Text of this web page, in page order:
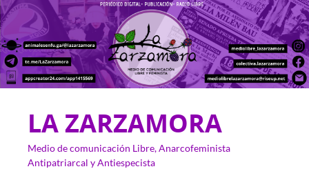
LA ZARZAMORA
Medio de comunicación Libre, Anarcofeminista
Antipatriarcal y Antiespecista